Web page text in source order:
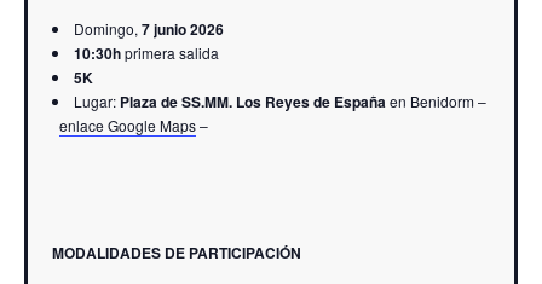
Domingo, 7 junio 2026
10:30hprimera salida
5K
Lugar: Plaza de SS.MM. Los Reyes de Españaen Benidorm –
enlace Google Maps–
MODALIDADES DE PARTICIPACIÓN